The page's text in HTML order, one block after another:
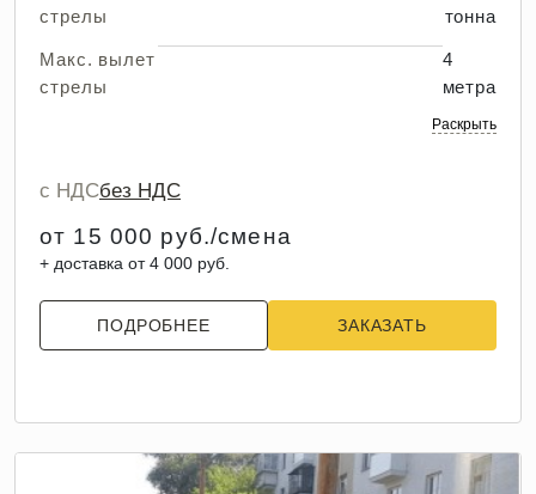
стрелы
тонна
Макс. вылет
стрелы
4
метра
Раскрыть
с НДСбез НДС
от 15 000 руб./смена
+ доставка от 4 000 руб.
ПОДРОБНЕЕ ЗАКАЗАТЬ